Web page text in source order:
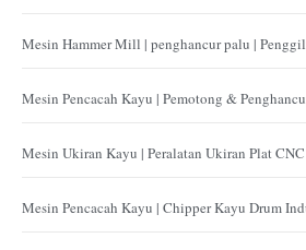
Mesin Hammer Mill | penghancur palu |
Mesin Pencacah Kayu | Pemotong &
Mesin Ukiran Kayu | Peralatan Ukiran Plat CNC
Mesin Pencacah Kayu | Chipper Kayu Drum